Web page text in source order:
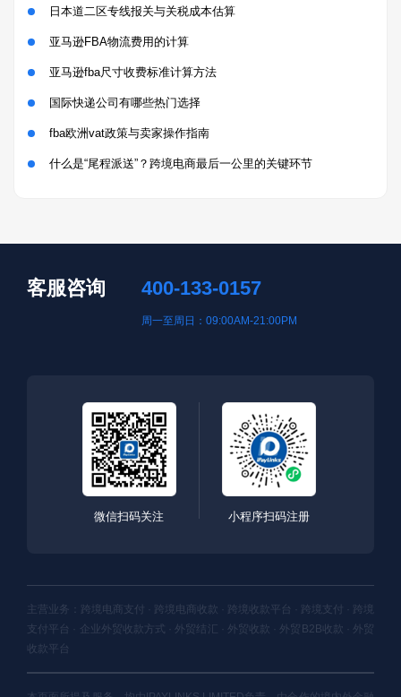
日本道二区专线报关与关税成本估算
亚马逊FBA物流费用的计算
亚马逊fba尺寸收费标准计算方法
国际快递公司有哪些热门选择
fba欧洲vat政策与卖家操作指南
什么是“尾程派送”？跨境电商最后一公里的关键环节
客服咨询 400-133-0157
周一至周日：09:00AM-21:00PM
微信扫码关注 小程序扫码注册
主营业务：跨境电商支付 · 跨境电商收款 · 跨境收款平台 · 跨境支付 · 跨境
支付平台 · 企业外贸收款方式 · 外贸结汇 · 外贸收款 · 外贸B2B收款 · 外贸
收款平台